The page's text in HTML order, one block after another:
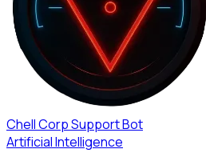
Chell Corp Support Bot
Artificial Intelligence